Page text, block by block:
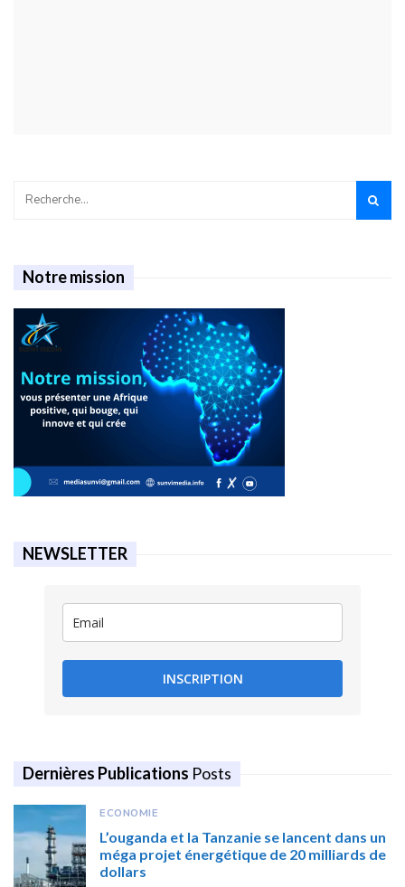
Notre mission
NEWSLETTER
INSCRIPTION
Dernières Publications Posts
ECONOMIE
L’ouganda et la Tanzanie se lancent dans un
méga projet énergétique de 20 milliards de
dollars